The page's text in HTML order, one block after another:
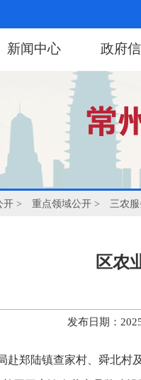
新闻中心 政府
开 > 重点领域公开 > 三农
区农
发布日期：
赴郑陆镇查家村、舜北